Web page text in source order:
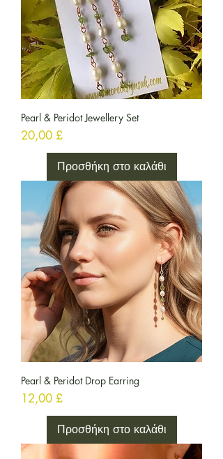
Pearl & Peridot Jewellery Set
Τιμή
20,00 £
Προσθήκη στο καλάθι
Pearl & Peridot Drop Earring
Τιμή
12,00 £
Προσθήκη στο καλάθι